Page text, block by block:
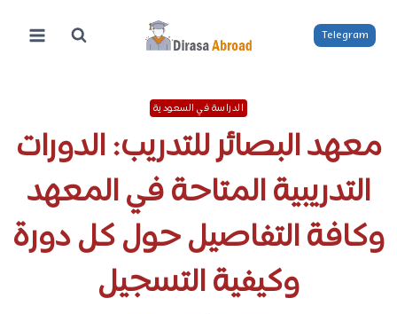
المحتوى
Telegram
الدراسة في السعودية
معهد البصائر للتدريب: الدورات
التدريبية المتاحة في المعهد
وكافة التفاصيل حول كل دورة
وكيفية التسجيل